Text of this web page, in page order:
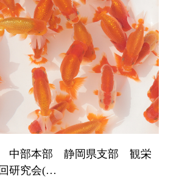
中部本部 静岡県支部 観栄
研究会(…